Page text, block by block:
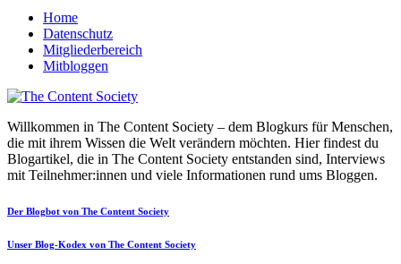
Home
Datenschutz
Mitgliederbereich
Mitbloggen
Willkommen in The Content Society – dem Blogkurs für Menschen,
die mit ihrem Wissen die Welt verändern möchten. Hier findest du
Blogartikel, die in The Content Society entstanden sind, Interviews
mit Teilnehmer:innen und viele Informationen rund ums Bloggen.
Der Blogbot von The Content Society
Unser Blog-Kodex von The Content Society